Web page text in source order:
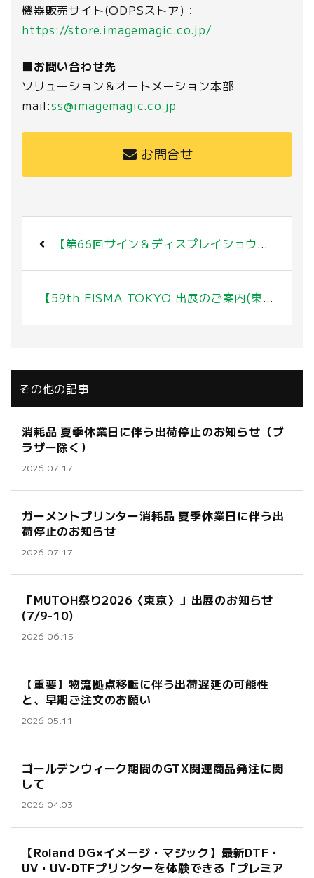
機器販売サイト(ODPSストア)：
https://store.imagemagic.co.jp/
■お問い合わせ先
ソリューション＆オートメーション本部
mail:ss@imagemagic.co.jp
お問合せ
【第66回サイン＆ディスプレイショウ出展のご案内(東京 有明)】2025年10月22日(水)～24日(金)
【59th FISMA TOKYO 出展のご案内(東京 有明)】2025年11月12日(水)～13日(木)
その他の記事
消耗品 夏季休業日に伴う出荷停止のお知らせ（ブ
ラザー除く）
2026.07.17
ガーメントプリンター消耗品 夏季休業日に伴う出
荷停止のお知らせ
2026.07.17
「MUTOH祭り2026〈東京〉」出展のお知らせ
(7/9-10)
2026.06.15
【重要】物流拠点移転に伴う出荷遅延の可能性
と、早期ご注文のお願い
2026.05.11
ゴールデンウィーク期間のGTX関連商品発注に関
して
2026.04.03
【Roland DG×イメージ・マジック】最新DTF・
UV・UV-DTFプリンターを体験できる「プレミア